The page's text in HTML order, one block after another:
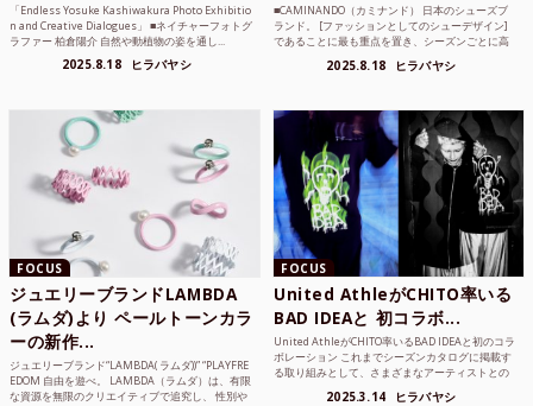
「Endless Yosuke Kashiwakura Photo Exhibitio
n and Creative Dialogues」 ■ネイチャーフォトグ
ラファー 柏倉陽介 自然や動植物の姿を通し...
2025.8.18 ヒラバヤシ
■CAMINANDO（カミナンド） 日本のシューズブ
ランド。 [ファッションとしてのシューデザイン]
であることに最も重点を置き、シーズンごとに高
でも持つメキ...2025.8.18 ヒラバヤシ
FOCUS
ジュエリーブランドLAMBDA
(ラムダ)より ペールトーンカラ
ーの新作...
ジュエリーブランド“LAMBDA( ラムダ))” “PLAYFRE
EDOM 自由を遊べ。 LAMBDA（ラムダ）は、有限
な資源を無限のクリエイティブで追究し、 性別や
FOCUS
United AthleがCHITO率いる
BAD IDEAと 初コラボ...
United AthleがCHITO率いるBAD IDEAと初のコラ
ボレーション これまでシーズンカタログに掲載す
る取り組みとして、さまざまなアーティストとの
2025.3.14 ヒラバヤシ